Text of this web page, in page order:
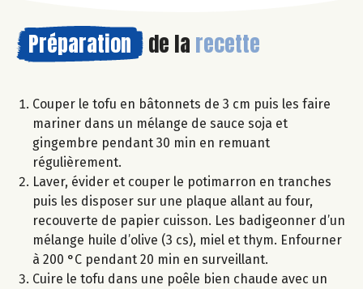
Préparation de la recette
Couper le tofu en bâtonnets de 3 cm puis les faire
mariner dans un mélange de sauce soja et
gingembre pendant 30 min en remuant
régulièrement.
Laver, évider et couper le potimarron en tranches
puis les disposer sur une plaque allant au four,
recouverte de papier cuisson. Les badigeonner d’un
mélange huile d’olive (3 cs), miel et thym. Enfourner
à 200 °C pendant 20 min en surveillant.
Cuire le tofu dans une poêle bien chaude avec un